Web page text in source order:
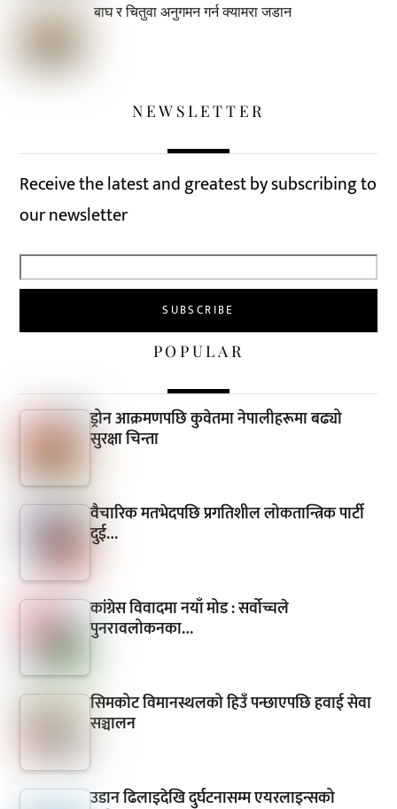
बाघ र चितुवा अनुगमन गर्न क्यामरा जडान
NEWSLETTER
Receive the latest and greatest by subscribing to
our newsletter
POPULAR
ड्रोन आक्रमणपछि कुवेतमा नेपालीहरूमा बढ्यो
सुरक्षा चिन्ता
वैचारिक मतभेदपछि प्रगतिशील लोकतान्त्रिक पार्टी
दुई…
कांग्रेस विवादमा नयाँ मोड : सर्वोच्चले
पुनरावलोकनका…
सिमकोट विमानस्थलको हिउँ पन्छाएपछि हवाई सेवा
सञ्चालन
उडान ढिलाइदेखि दुर्घटनासम्म एयरलाइन्सको